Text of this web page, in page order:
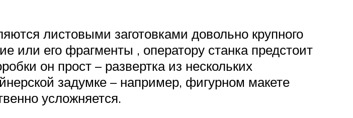
листовыми заготовками довольно крупного
или его фрагменты , оператору станка предстоит
он прост – развертка из нескольких
задумке – например, фигурном макете
усложняется.